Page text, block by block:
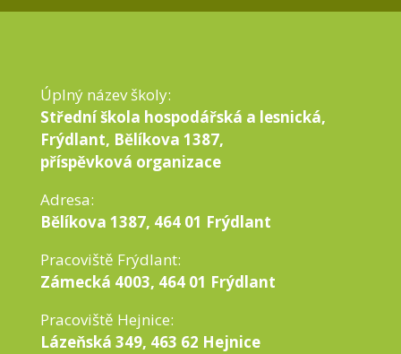
Úplný název školy:
Střední škola hospodářská a lesnická,
Frýdlant, Bělíkova 1387,
příspěvková organizace
Adresa:
Bělíkova 1387, 464 01 Frýdlant
Pracoviště Frýdlant:
Zámecká 4003, 464 01 Frýdlant
Pracoviště Hejnice:
Lázeňská 349, 463 62 Hejnice